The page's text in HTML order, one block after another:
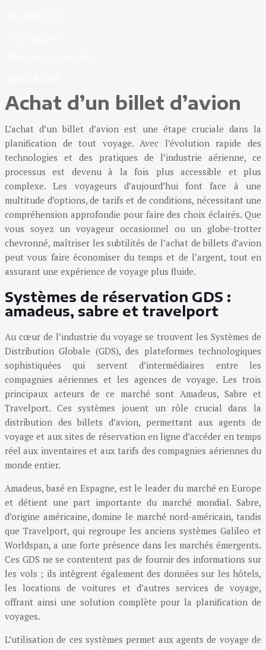
Achat d’un billet d’avion
L’achat d’un billet d’avion est une étape cruciale dans la
planification de tout voyage. Avec l’évolution rapide des
technologies et des pratiques de l’industrie aérienne, ce
processus est devenu à la fois plus accessible et plus
complexe. Les voyageurs d’aujourd’hui font face à une
multitude d’options, de tarifs et de conditions, nécessitant une
compréhension approfondie pour faire des choix éclairés. Que
vous soyez un voyageur occasionnel ou un globe-trotter
chevronné, maîtriser les subtilités de l’achat de billets d’avion
peut vous faire économiser du temps et de l’argent, tout en
assurant une expérience de voyage plus fluide.
Systèmes de réservation GDS :
amadeus, sabre et travelport
Au cœur de l’industrie du voyage se trouvent les Systèmes de
Distribution Globale (GDS), des plateformes technologiques
sophistiquées qui servent d’intermédiaires entre les
compagnies aériennes et les agences de voyage. Les trois
principaux acteurs de ce marché sont Amadeus, Sabre et
Travelport. Ces systèmes jouent un rôle crucial dans la
distribution des billets d’avion, permettant aux agents de
voyage et aux sites de réservation en ligne d’accéder en temps
réel aux inventaires et aux tarifs des compagnies aériennes du
monde entier.
Amadeus, basé en Espagne, est le leader du marché en Europe
et détient une part importante du marché mondial. Sabre,
d’origine américaine, domine le marché nord-américain, tandis
que Travelport, qui regroupe les anciens systèmes Galileo et
Worldspan, a une forte présence dans les marchés émergents.
Ces GDS ne se contentent pas de fournir des informations sur
les vols ; ils intègrent également des données sur les hôtels,
les locations de voitures et d’autres services de voyage,
offrant ainsi une solution complète pour la planification de
voyages.
L’utilisation de ces systèmes permet aux agents de voyage de